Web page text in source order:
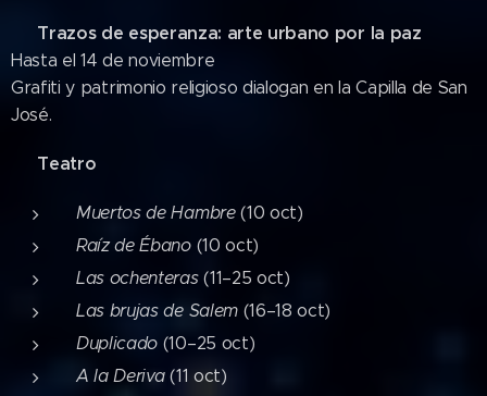
Trazos de esperanza: arte urbano por la paz
Hasta el 14 de noviembre
Grafiti y patrimonio religioso dialogan en la Capilla de San
José.
Teatro
Muertos de Hambre(10 oct)
Raíz de Ébano(10 oct)
Las ochenteras(11–25 oct)
Las brujas de Salem(16–18 oct)
Duplicado (10–25 oct)
A la Deriva(11 oct)